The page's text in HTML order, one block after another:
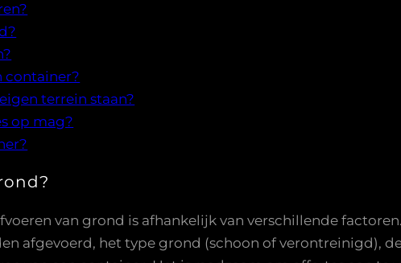
container?
terrein staan?
op mag?
van grond is afhankelijk van verschillende
afgevoerd, het type grond (schoon of verontreinigd),